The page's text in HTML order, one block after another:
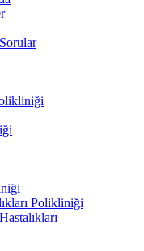
Polikliniği